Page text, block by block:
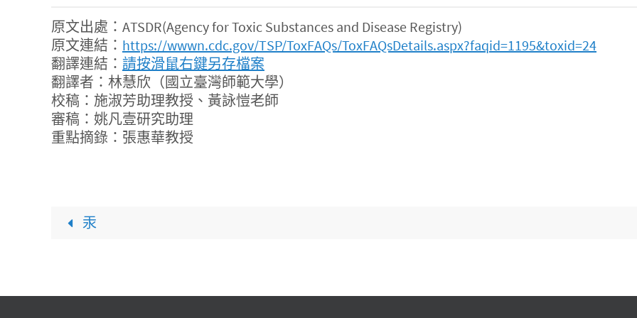
原文出處：ATSDR(Agency for Toxic Substances and Disease Registry)
原文連結： https://wwwn.cdc.gov/TSP/ToxFAQs/ToxFAQsDetails.aspx?faqid=1195&toxid=24
翻譯連結： 請按滑鼠右鍵另存檔案
翻譯者：林慧欣（國立臺灣師範大學）
校稿：施淑芳助理教授、黃詠愷老師
審稿：姚凡壹研究助理
重點摘錄：張惠華教授
汞